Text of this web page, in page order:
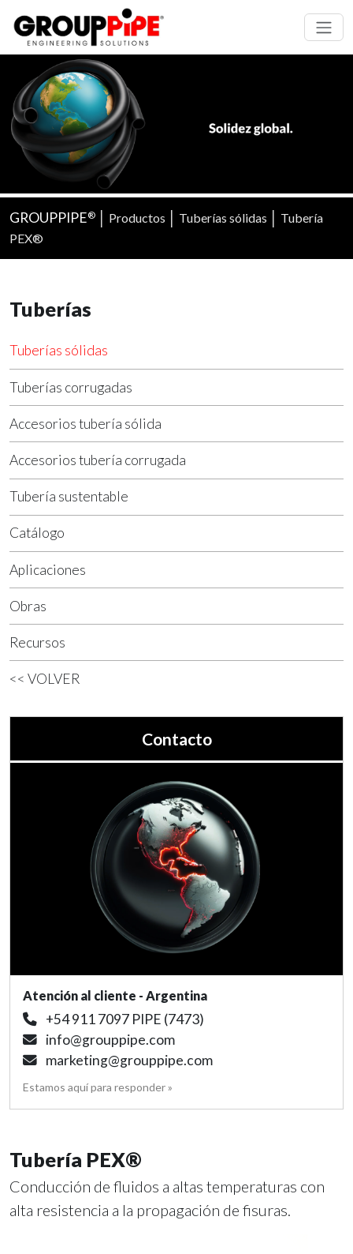
GROUPPIPE® Productos Tuberías sólidas
Tubería
PEX®
Tuberías
Tuberías sólidas
Tuberías corrugadas
Accesorios tubería sólida
Accesorios tubería corrugada
Tubería sustentable
Catálogo
Aplicaciones
Obras
Recursos
<< VOLVER
Contacto
Atención al cliente - Argentina
+54 911 7097 PIPE (7473)
info@grouppipe.com
marketing@grouppipe.com
Estamos aquí para responder »
Tubería PEX®
Conducción de fluidos a altas temperaturas con
alta resistencia a la propagación de fisuras.